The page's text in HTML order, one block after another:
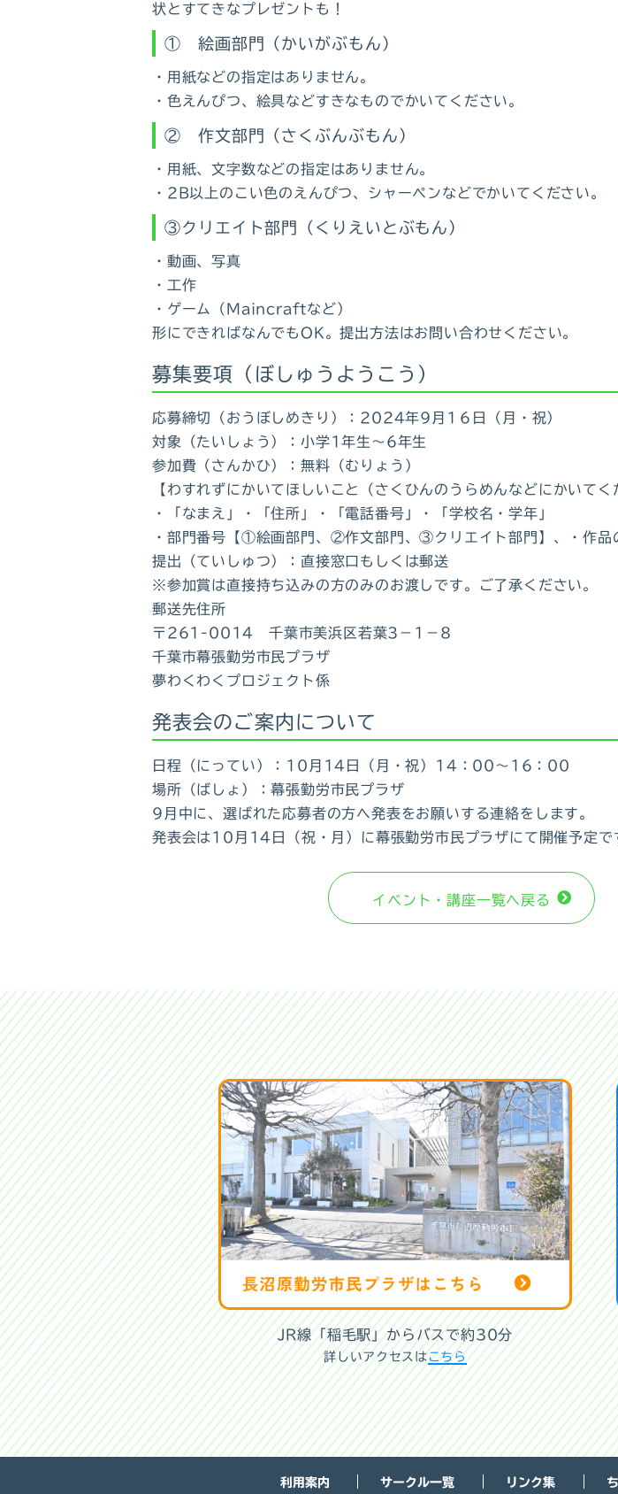
状とすてきなプレゼントも！
① 絵画部門（かいがぶもん）
・用紙などの指定はありません。
・色えんぴつ、絵具などすきなものでかいてください。
② 作文部門（さくぶんぶもん）
・用紙、文字数などの指定はありません。
・2B以上のこい色のえんぴつ、シャーペンなどでかいてください。
③クリエイト部門（くりえいとぶもん）
・動画、写真
・工作
・ゲーム（Maincraftなど）
形にできればなんでもOK。提出方法はお問い合わせください。
募集要項（ぼしゅうようこう）
応募締切（おうぼしめきり）：2024年9月1６日（月・祝）
対象（たいしょう）：小学1年生～6年生
参加費（さんかひ）：無料（むりょう）
【わすれずにかいてほしいこと（さくひんのうらめんなどにかいてく
・「なまえ」・「住所」・「電話番号」・「学校名・学年」
・部門番号【①絵画部門、②作文部門、③クリエイト部門】、・作品
提出（ていしゅつ）：直接窓口もしくは郵送
※参加賞は直接持ち込みの方のみのお渡しです。ご了承ください。
郵送先住所
〒261-0014 千葉市美浜区若葉3－1－8
千葉市幕張勤労市民プラザ
夢わくわくプロジェクト係
発表会のご案内について
日程（にってい）：10月14日（月・祝）14：00～16：00
場所（ばしょ）：幕張勤労市民プラザ
9月中に、選ばれた応募者の方へ発表をお願いする連絡をします。
発表会は10月14日（祝・月）に幕張勤労市民プラザにて開催予定で
イベント・講座⼀覧へ戻る
JR線「稲毛駅」からバスで約30分
詳しいアクセスはこちら
利用案内 サークル一覧 リンク集